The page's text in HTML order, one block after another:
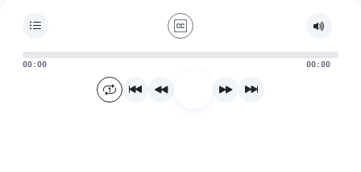
00:00 00:00